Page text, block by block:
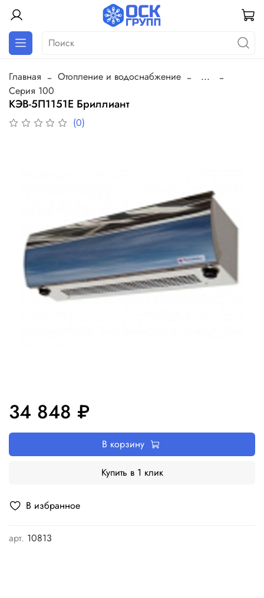
Главная Отопление и водоснабжение
...
Серия 100
КЭВ-5П1151Е Бриллиант
(0)
В избранное
арт. 10813
34 848 ₽
В корзину
Купить в 1 клик